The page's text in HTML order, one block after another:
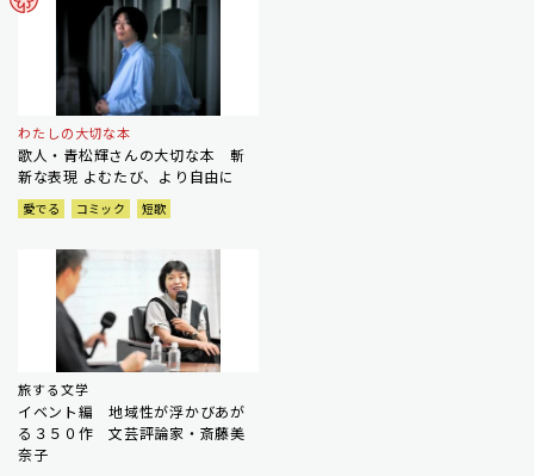
わたしの大切な本
歌人・青松輝さんの大切な本 斬
新な表現 よむたび、より自由に
愛でる コミック 短歌
旅する文学
イベント編 地域性が浮かびあが
る３５０作 文芸評論家・斎藤美
奈子